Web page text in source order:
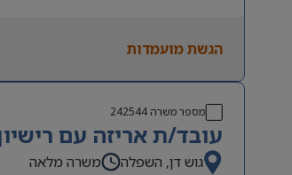
הגשת מועמדות
מספר משרה242544
עובד/ת אריזה עם
גוש דן, השפלה
משרה מלאה